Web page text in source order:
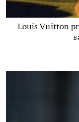
Louis Vuitton